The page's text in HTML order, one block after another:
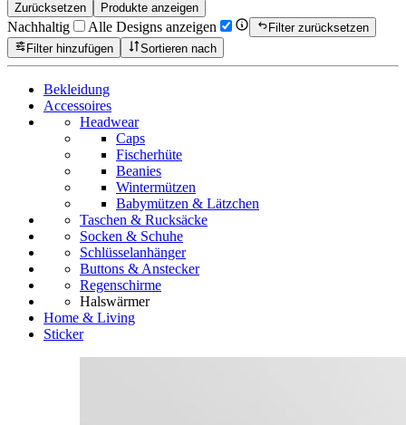
Zurücksetzen Produkte anzeigen
Nachhaltig Alle Designs anzeigen
Filter zurücksetzen
Filter hinzufügen
Sortieren nach
Bekleidung
Accessoires
Headwear
Caps
Fischerhüte
Beanies
Wintermützen
Babymützen & Lätzchen
Taschen & Rucksäcke
Socken & Schuhe
Schlüsselanhänger
Buttons & Anstecker
Regenschirme
Halswärmer
Home & Living
Sticker